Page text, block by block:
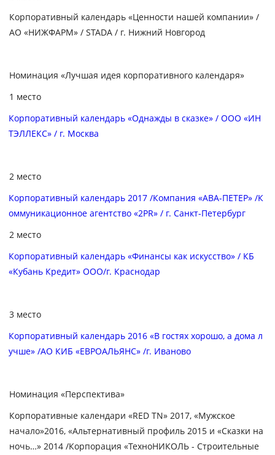
Корпоративный календарь «Ценности нашей компании» /
АО «НИЖФАРМ» / STADA / г. Нижний Новгород
Номинация «Лучшая идея корпоративного календаря»
1 место
Корпоративный календарь «Однажды в сказке» / ООО «ИН
ТЭЛЛЕКС» / г. Москва
2 место
Корпоративный календарь 2017 /Компания «АВА-ПЕТЕР» /К
оммуникационное агентство «2PR» / г. Санкт-Петербург
2 место
Корпоративный календарь «Финансы как искусство» / КБ
«Кубань Кредит» ООО/г. Краснодар
3 место
Корпоративный календарь 2016 «В гостях хорошо, а дома л
учше» /АО КИБ «ЕВРОАЛЬЯНС» /г. Иваново
Номинация «Перспектива»
Корпоративные календари «RED TN» 2017, «Мужское
начало»2016, «Альтернативный профиль 2015 и «Сказки на
ночь…» 2014 /Корпорация «ТехноНИКОЛЬ - Строительные